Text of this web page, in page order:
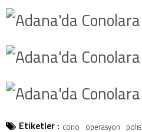
Etiketler : cono operasyon polis